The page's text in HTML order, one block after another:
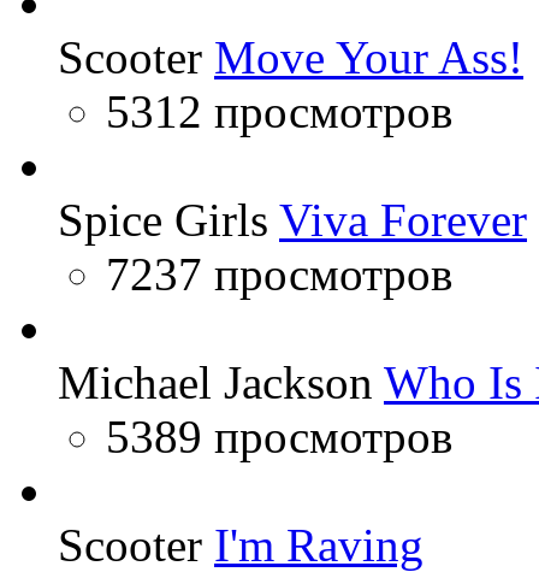
Scooter Move Your Ass!
5312 просмотров
Spice Girls Viva Forever
7237 просмотров
Michael Jackson Who Is
5389 просмотров
Scooter I'm Raving